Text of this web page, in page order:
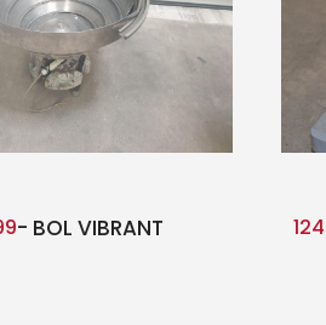
- BOL VIBRANT